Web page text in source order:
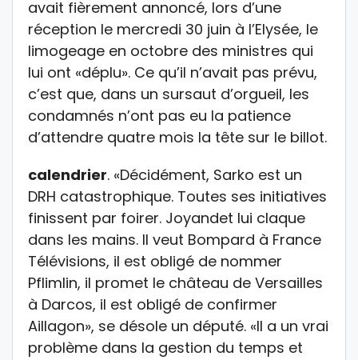
avait fièrement annoncé, lors d’une
réception le mercredi 30 juin à l’Elysée, le
limogeage en octobre des ministres qui
lui ont «déplu». Ce qu’il n’avait pas prévu,
c’est que, dans un sursaut d’orgueil, les
condamnés n’ont pas eu la patience
d’attendre quatre mois la tête sur le billot.
calendrier. «Décidément, Sarko est un
DRH catastrophique. Toutes ses initiatives
finissent par foirer. Joyandet lui claque
dans les mains. Il veut Bompard à France
Télévisions, il est obligé de nommer
Pflimlin, il promet le château de Versailles
à Darcos, il est obligé de confirmer
Aillagon», se désole un député. «Il a un vrai
problème dans la gestion du temps et